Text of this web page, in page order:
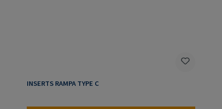
INSERTS RAMPA TYPE C